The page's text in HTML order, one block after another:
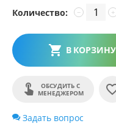
Количество: +
−
В КОРЗИНУ
ОБСУДИТЬ С
МЕНЕДЖЕРОМ
Задать вопрос